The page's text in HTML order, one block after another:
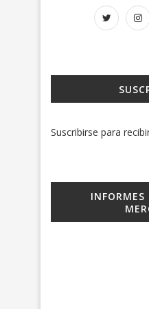
Suscribirse para
INFORMES